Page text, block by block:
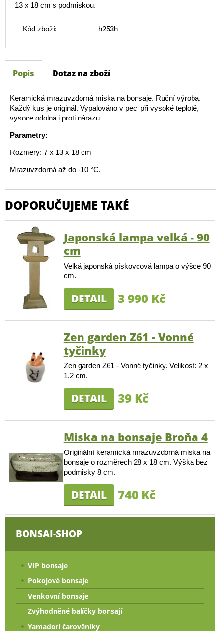
13 x 18 cm s podmiskou.
Kód zboží: h253h
Popis Dotaz na zboží
Keramická mrazuvzdorná miska na bonsaje. Ruční výroba.
Každý kus je originál. Vypalováno v peci při vysoké teplotě,
vysoce odolná i proti nárazu.
Parametry:
Rozměry: 7 x 13 x 18 cm
Mrazuvzdorná až do -10 °C.
DOPORUČUJEME TAKÉ
Japonská lampa velká - 90
cm
Velká japonská pískovcová lampa o výšce 90
cm.
DETAIL 3 990 Kč
Zen garden Z61 - Vonné
tyčinky
Zen garden Z61 - Vonné tyčinky. Velikost: 2 x
1,2 cm.
DETAIL 39 Kč
Miska na bonsaje Broňa 4
Originální keramická mrazuvzdorná miska na
bonsaje o rozměrech 28 x 18 cm. Výška bez
podmisky 8 cm.
DETAIL 740 Kč
BONSAI-SHOP
VIP bonsaje
Pokojové bonsaje
Venkovní bonsaje
Zvýhodněné balíčky bonsají
Yamadori čarověníky